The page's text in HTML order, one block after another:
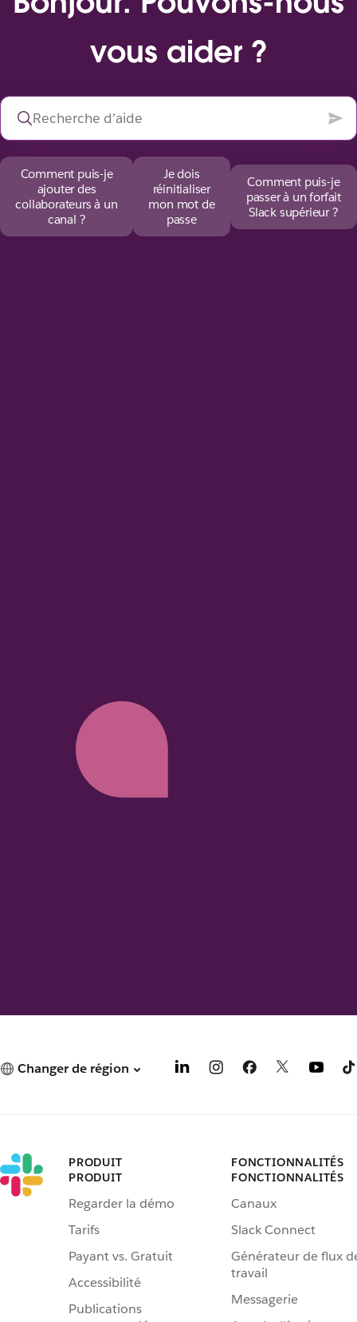
vous aider ?
Comment puis-je
ajouter des
collaborateurs à un
canal ?
Je dois
réinitialiser
mon mot de
passe
Comment puis-je
passer à un forfait
Slack supérieur ?
Changer de région
PRODUIT
PRODUIT
Regarder la démo
Tarifs
Payant vs. Gratuit
Accessibilité
Publications
FONCTIONNALITÉS
FONCTIONNALITÉS
Canaux
Slack Connect
Générateur de flux
travail
Messagerie